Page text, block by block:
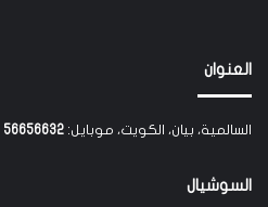
العنوان
السالمية، بيان، الكويت، موبايل: 56656632
السوشيال